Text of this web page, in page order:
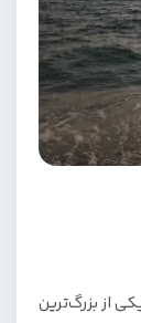
از بزرگ‌ترین